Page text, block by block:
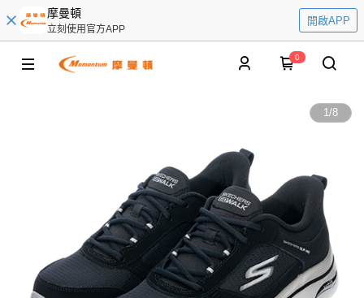
摩曼頓
立刻使用官方APP
開啟APP
0
1/8